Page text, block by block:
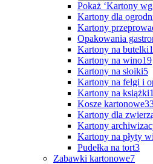
Pokaż ‘Kartony wg
Kartony dla
Kartony
Opakowania
Kartony na butelki
Kartony na wino19
Kartony na słoiki5
Kartony na felgi i
Kartony na książki1
Kosze kartonowe
Kartony dla
Kartony
Kartony na płyty
Pudełka na tort3
Zabawki kartonowe7